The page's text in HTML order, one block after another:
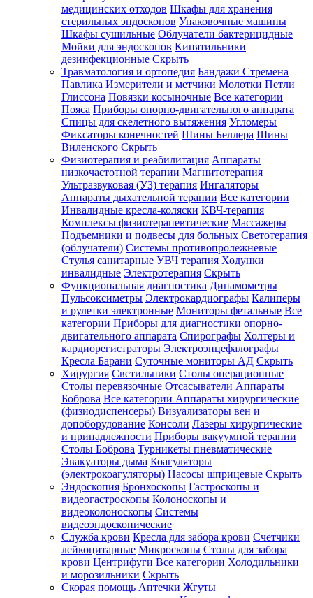
медицинских отходов Шкафы для хранения
стерильных эндоскопов Упаковочные машины
Шкафы сушильные Облучатели бактерицидные
Мойки для эндоскопов Кипятильники
дезинфекционные Скрыть
Травматология и ортопедия Бандажи Стремена
Павлика Измерители и метчики Молотки Петли
Глиссона Повязки косыночные Все категории
Пояса Приборы опорно-двигательного аппарата
Спицы для скелетного вытяжения Угломеры
Фиксаторы конечностей Шины Беллера Шины
Виленского Скрыть
Физиотерапия и реабилитация Аппараты
низкочастотной терапии Магнитотерапия
Ультразвуковая (УЗ) терапия Ингаляторы
Аппараты дыхательной терапии Все категории
Инвалидные кресла-коляски КВЧ-терапия
Комплексы физиотерапевтические Массажеры
Подъемники и подвесы для больных Светотерапия
(облучатели) Системы противопролежневые
Стулья санитарные УВЧ терапия Ходунки
инвалидные Электротерапия Скрыть
Функциональная диагностика Динамометры
Пульсоксиметры Электрокардиографы Калиперы
и рулетки электронные Мониторы фетальные Все
категории Приборы для диагностики опорно-
двигательного аппарата Спирографы Холтеры и
кардиорегистраторы Электроэнцефалографы
Кресла Барани Суточные мониторы АД Скрыть
Хирургия Светильники Столы операционные
Столы перевязочные Отсасыватели Аппараты
Боброва Все категории Аппараты хирургические
(физиодиспенсеры) Визуализаторы вен и
допоборудование Консоли Лазеры хирургические
и принадлежности Приборы вакуумной терапии
Столы Боброва Турникеты пневматические
Эвакуаторы дыма Коагуляторы
(электрокоагуляторы) Насосы шприцевые Скрыть
Эндоскопия Бронхоскопы Гастроскопы и
видеогастроскопы Колоноскопы и
видеоколоноскопы Системы
видеоэндоскопические
Служба крови Кресла для забора крови Счетчики
лейкоцитарные Микроскопы Столы для забора
крови Центрифуги Все категории Холодильники
и морозильники Скрыть
Скорая помощь Аптечки Жгуты